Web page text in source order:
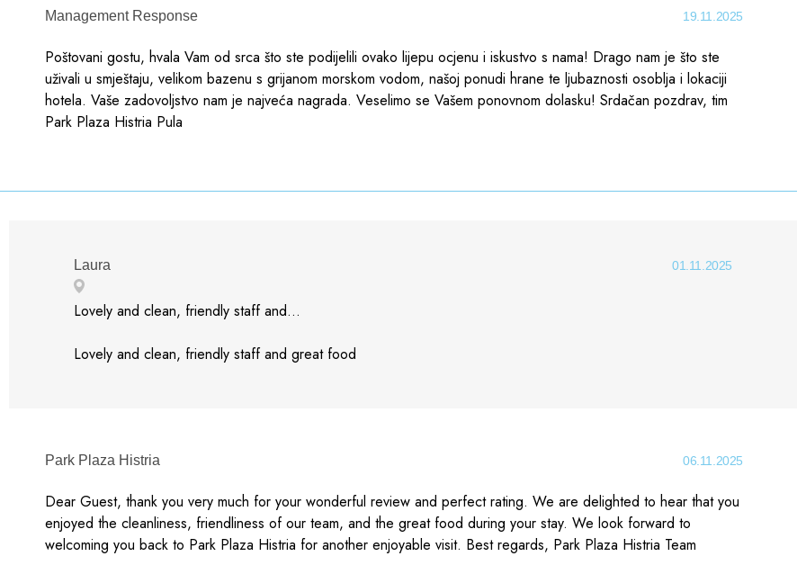
Management Response 19.11.2025
Poštovani gostu, hvala Vam od srca što ste podijelili ovako lijepu ocjenu i iskustvo s nama! Drago nam je što ste
uživali u smještaju, velikom bazenu s grijanom morskom vodom, našoj ponudi hrane te ljubaznosti osoblja i lokaciji
hotela. Vaše zadovoljstvo nam je najveća nagrada. Veselimo se Vašem ponovnom dolasku! Srdačan pozdrav, tim
Park Plaza Histria Pula
Laura 01.11.2025
Lovely and clean, friendly staff and...
Lovely and clean, friendly staff and great food
Park Plaza Histria 06.11.2025
Dear Guest, thank you very much for your wonderful review and perfect rating. We are delighted to hear that you
enjoyed the cleanliness, friendliness of our team, and the great food during your stay. We look forward to
welcoming you back to Park Plaza Histria for another enjoyable visit. Best regards, Park Plaza Histria Team